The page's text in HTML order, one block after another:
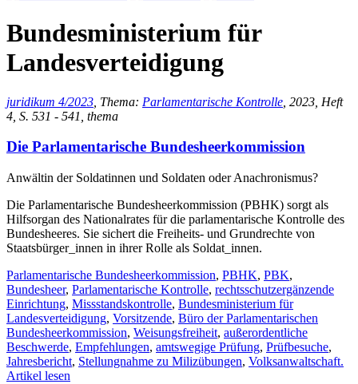
Bundesministerium für
Landesverteidigung
juridikum 4/2023 , Thema: Parlamentarische Kontrolle , 2023, Heft
4, S. 531 - 541, thema
Die Parlamentarische Bundesheerkommission
Anwältin der Soldatinnen und Soldaten oder Anachronismus?
Die Parlamentarische Bundesheerkommission (PBHK) sorgt als
Hilfsorgan des Nationalrates für die parlamentarische Kontrolle des
Bundesheeres. Sie sichert die Freiheits- und Grundrechte von
Staatsbürger_innen in ihrer Rolle als Soldat_innen.
Parlamentarische Bundesheerkommission, PBHK, PBK,
Bundesheer, Parlamentarische Kontrolle, rechtsschutzergänzende
Einrichtung, Missstandskontrolle, Bundesministerium für
Landesverteidigung, Vorsitzende, Büro der Parlamentarischen
Bundesheerkommission, Weisungsfreiheit, außerordentliche
Beschwerde, Empfehlungen, amtswegige Prüfung, Prüfbesuche,
Jahresbericht, Stellungnahme zu Milizübungen, Volksanwaltschaft.
Artikel lesen